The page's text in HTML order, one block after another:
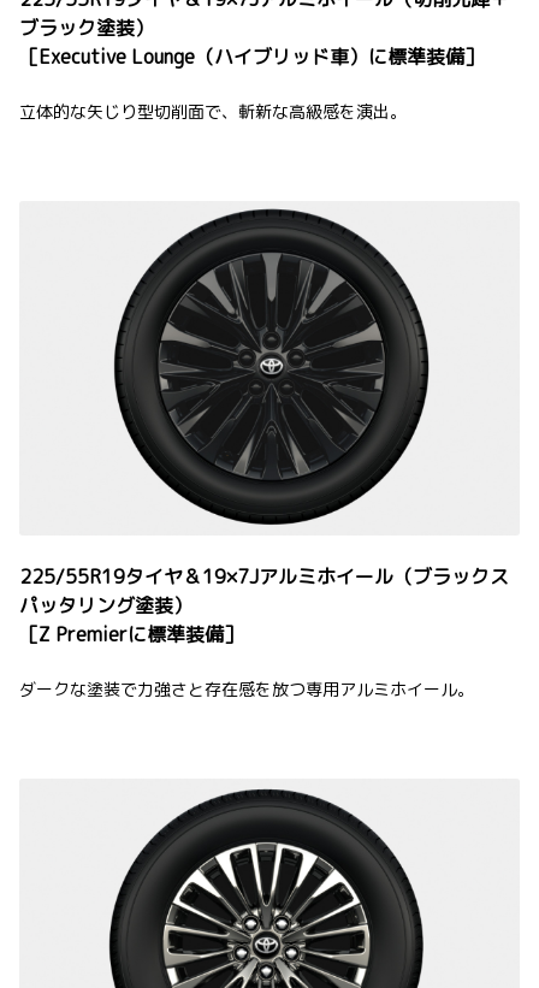
ブラック塗装）
［Executive Lounge（ハイブリッド車）に標準装備］
立体的な矢じり型切削面で、斬新な高級感を演出。
225/55R19タイヤ＆19×7Jアルミホイール（ブラックス
パッタリング塗装）
［Z Premierに標準装備］
ダークな塗装で力強さと存在感を放つ専用アルミホイール。